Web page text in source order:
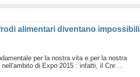
alimentari diventano impossibili
per la nostra vita e per la nostra
di Expo 2015 : infatti, il Cnr …